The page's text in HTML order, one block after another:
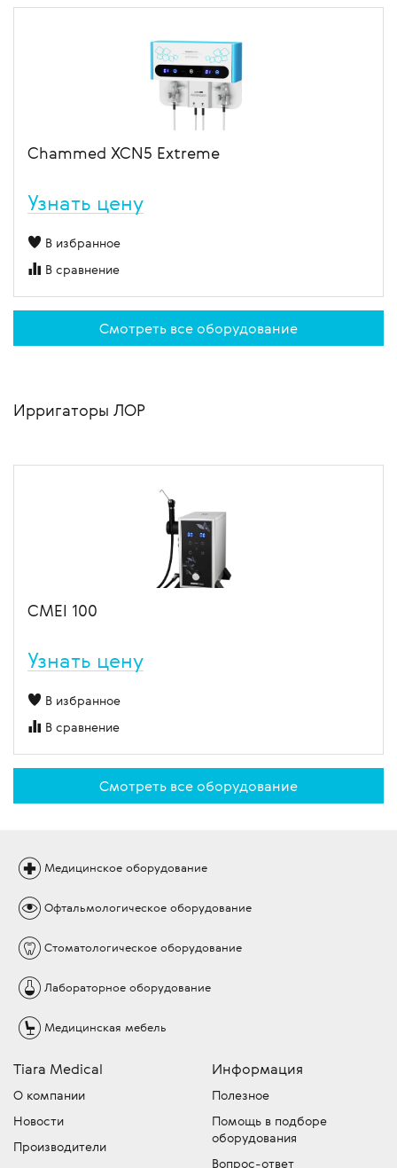
Chammed XCN5 Extreme
Узнать цену
В избранное
В сравнение
Смотреть все оборудование
Ирригаторы ЛОР
CMEI 100
Узнать цену
В избранное
В сравнение
Смотреть все оборудование
Медицинское оборудование
Офтальмологическое оборудование
Стоматологическое оборудование
Лабораторное оборудование
Медицинская мебель
Tiara Medical
О компании
Новости
Производители
Информация
Полезное
Помощь в подборе
оборудования
Вопрос-ответ